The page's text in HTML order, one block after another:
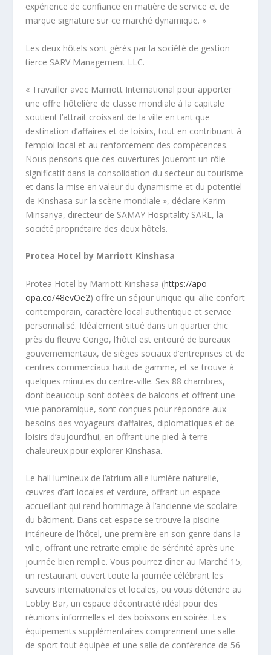
expérience de confiance en matière de service et de
marque signature sur ce marché dynamique. »
Les deux hôtels sont gérés par la société de gestion
tierce SARV Management LLC.
« Travailler avec Marriott International pour apporter
une offre hôtelière de classe mondiale à la capitale
soutient l’attrait croissant de la ville en tant que
destination d’affaires et de loisirs, tout en contribuant à
l’emploi local et au renforcement des compétences.
Nous pensons que ces ouvertures joueront un rôle
significatif dans la consolidation du secteur du tourisme
et dans la mise en valeur du dynamisme et du potentiel
de Kinshasa sur la scène mondiale », déclare Karim
Minsariya, directeur de SAMAY Hospitality SARL, la
société propriétaire des deux hôtels.
Protea Hotel by Marriott Kinshasa
Protea Hotel by Marriott Kinshasa (https://apo-
opa.co/48evOe2) offre un séjour unique qui allie confort
contemporain, caractère local authentique et service
personnalisé. Idéalement situé dans un quartier chic
près du fleuve Congo, l’hôtel est entouré de bureaux
gouvernementaux, de sièges sociaux d’entreprises et de
centres commerciaux haut de gamme, et se trouve à
quelques minutes du centre-ville. Ses 88 chambres,
dont beaucoup sont dotées de balcons et offrent une
vue panoramique, sont conçues pour répondre aux
besoins des voyageurs d’affaires, diplomatiques et de
loisirs d’aujourd’hui, en offrant une pied-à-terre
chaleureux pour explorer Kinshasa.
Le hall lumineux de l’atrium allie lumière naturelle,
œuvres d’art locales et verdure, offrant un espace
accueillant qui rend hommage à l’ancienne vie scolaire
du bâtiment. Dans cet espace se trouve la piscine
intérieure de l’hôtel, une première en son genre dans la
ville, offrant une retraite emplie de sérénité après une
journée bien remplie. Vous pourrez dîner au Marché 15,
un restaurant ouvert toute la journée célébrant les
saveurs internationales et locales, ou vous détendre au
Lobby Bar, un espace décontracté idéal pour des
réunions informelles et des boissons en soirée. Les
équipements supplémentaires comprennent une salle
de sport tout équipée et une salle de conférence de 56